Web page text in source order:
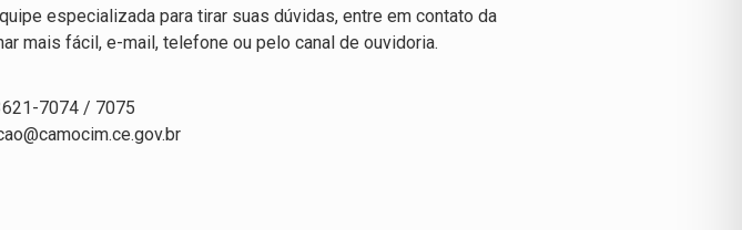
especializada para tirar suas dúvidas, entre em contato da
mais fácil, e-mail, telefone ou pelo canal de ouvidoria.
7074 / 7075